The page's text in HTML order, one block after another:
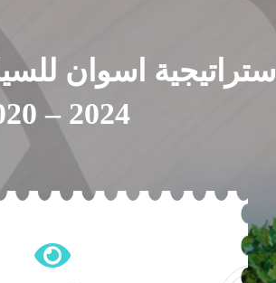
استراتيجية اسوان
– 2024